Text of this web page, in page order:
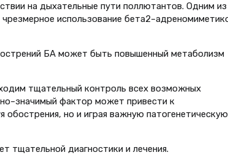
на дыхательные пути поллютантов. Одним из
использование
БА может быть повышенный метаболизм
тщательный контроль всех возможных
фактор может привести к
но и играя важную патогенетическую
тщательной диагностики и лечения.